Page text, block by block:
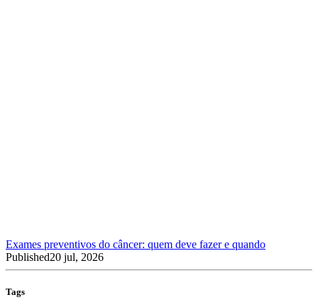
Exames preventivos do câncer: quem deve fazer e quando
Published20 jul, 2026
Tags